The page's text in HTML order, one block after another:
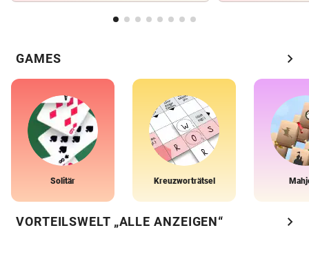
GAMES chevron_right
Solitär Kreuzworträtsel
VORTEILSWELT „ALLE ANZEIGEN“ chevron_right